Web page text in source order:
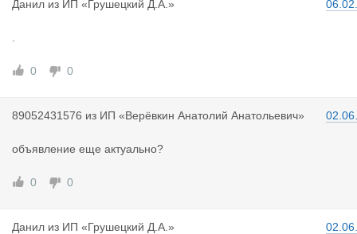
Данил из ИП «Грушецкий Д.А.»
0 0
89052431576 из ИП «Верёвкин Анатолий Анатольевич»
объявление еще актуально?
0 0
Данил из ИП «Грушецкий Д.А.»